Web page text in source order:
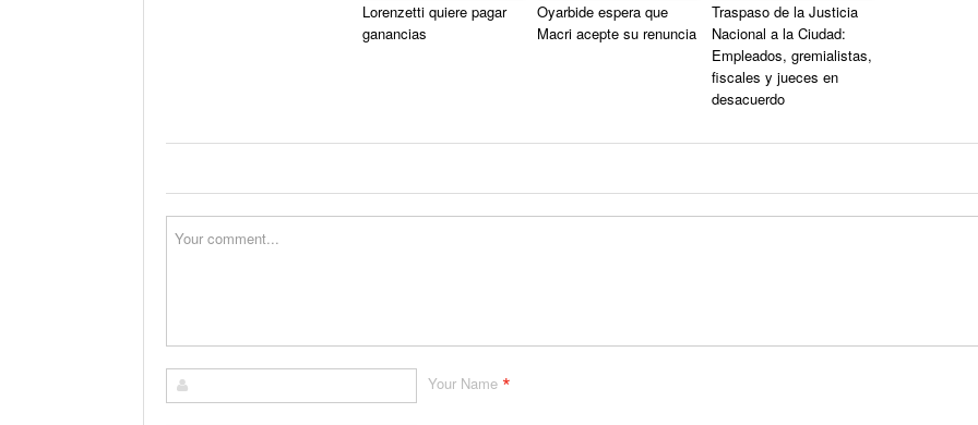
Lorenzetti quiere pagar
ganancias
Oyarbide espera que
Macri acepte su renuncia
Traspaso de la Justicia
Nacional a la Ciudad:
Empleados, gremialistas,
fiscales y jueces en
desacuerdo
Your Name *